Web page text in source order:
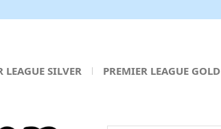
LEAGUE SILVER
PREMIER LEAGUE GOLD